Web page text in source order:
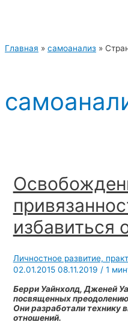
Главная » самоанализ »
избавиться
Личностное развитие,
02.01.2015 08.11.2019 / 1
Берри Уайнхолд, Дженей
посвященных
Они разработали технику
отношений.